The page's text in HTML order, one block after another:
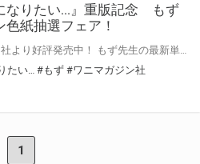
なりたい…』重版記念 もず
色紙抽選フェア！
たい…
#もず #ワニマガジン社
1